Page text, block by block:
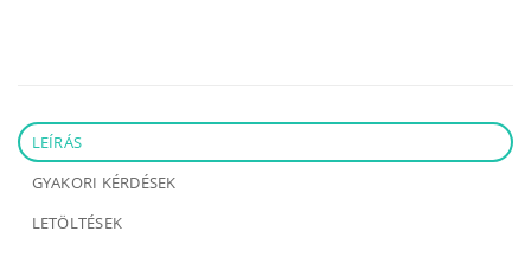
LEÍRÁS
GYAKORI KÉRDÉSEK
LETÖLTÉSEK